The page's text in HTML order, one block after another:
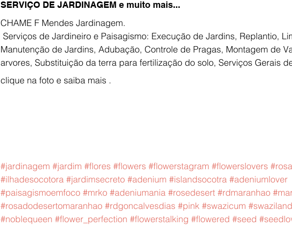
SERVIÇO DE JARDINAGEM e muito mais...
CHAME F Mendes Jardinagem.
Manutenção de Jardins, Adubação, Controle de Pragas, Montagem de
arvores, Substituição da terra para fertilização do solo, Serviços Gerais
clique na foto e saiba mais .
#jardinagem #jardim #flores #flowers #flowerstagram #flowerslovers
#ilhadesocotora #jardimsecreto #adenium #islandsocotra #adeniumlover
#paisagismoemfoco #mrko #adeniumania #rosedesert #rdmaranhao
#rosadodesertomaranhao #rdgoncalvesdias #pink #swazicum #swaziland
#noblequeen #flower_perfection #flowerstalking #flowered #seed